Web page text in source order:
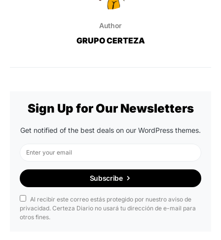
Author
GRUPO CERTEZA
Sign Up for Our Newsletters
Get notified of the best deals on our WordPress themes.
Subscribe
Al recibir este correo estás protegido por nuestro aviso de
privacidad. Certeza Diario no usará tu dirección de e-mail para
otros fines.